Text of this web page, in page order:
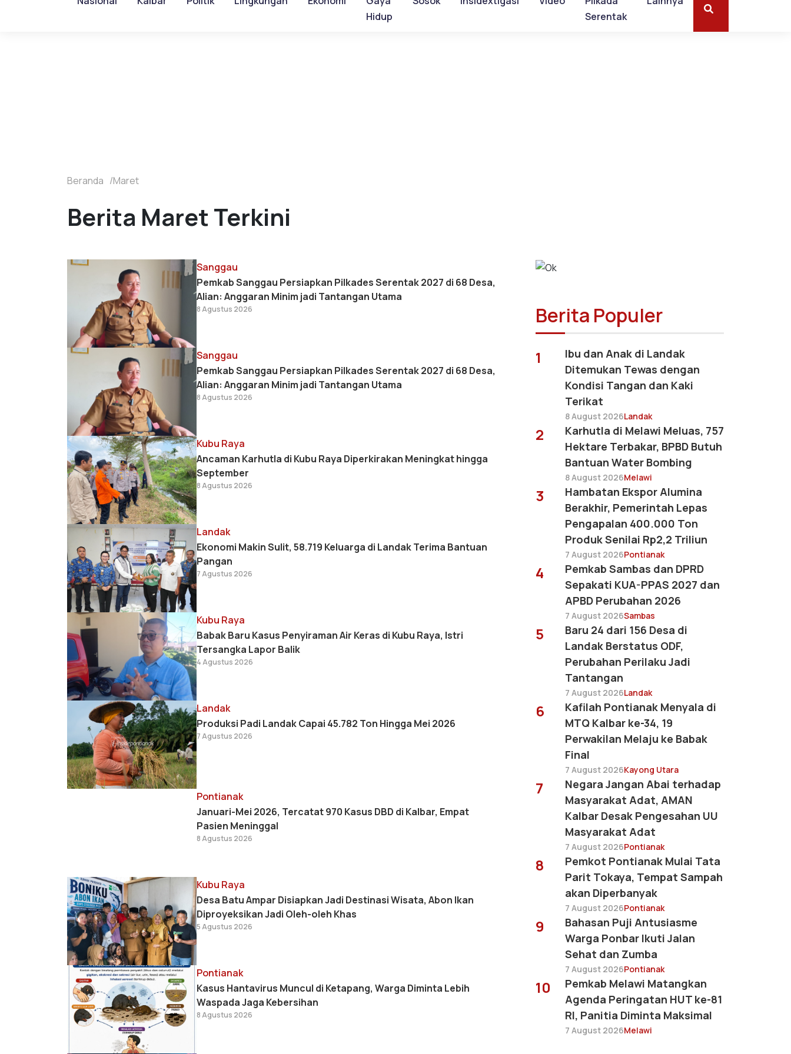
Hidup
Serentak
Beranda Maret
Berita Maret Terkini
Sanggau
Pemkab Sanggau Persiapkan Pilkades Serentak 2027 di 68 Desa,
Alian: Anggaran Minim jadi Tantangan Utama
8 Agustus 2026
Sanggau
Pemkab Sanggau Persiapkan Pilkades Serentak 2027 di 68 Desa,
Alian: Anggaran Minim jadi Tantangan Utama
8 Agustus 2026
Kubu Raya
Ancaman Karhutla di Kubu Raya Diperkirakan Meningkat hingga
September
8 Agustus 2026
Landak
Ekonomi Makin Sulit, 58.719 Keluarga di Landak Terima Bantuan
Pangan
7 Agustus 2026
Kubu Raya
Babak Baru Kasus Penyiraman Air Keras di Kubu Raya, Istri
Tersangka Lapor Balik
4 Agustus 2026
Landak
Produksi Padi Landak Capai 45.782 Ton Hingga Mei 2026
7 Agustus 2026
Pontianak
Januari-Mei 2026, Tercatat 970 Kasus DBD di Kalbar, Empat
Pasien Meninggal
8 Agustus 2026
Kubu Raya
Desa Batu Ampar Disiapkan Jadi Destinasi Wisata, Abon Ikan
Diproyeksikan Jadi Oleh-oleh Khas
5 Agustus 2026
Pontianak
Kasus Hantavirus Muncul di Ketapang, Warga Diminta Lebih
Waspada Jaga Kebersihan
8 Agustus 2026
Berita Populer
1
Ibu dan Anak di Landak
Ditemukan Tewas dengan
Kondisi Tangan dan Kaki
Terikat
8 August 2026Landak
2
Karhutla di Melawi Meluas, 757
Hektare Terbakar, BPBD Butuh
Bantuan Water Bombing
8 August 2026Melawi
3
Hambatan Ekspor Alumina
Berakhir, Pemerintah Lepas
Pengapalan 400.000 Ton
Produk Senilai Rp2,2 Triliun
7 August 2026Pontianak
4
Pemkab Sambas dan DPRD
Sepakati KUA-PPAS 2027 dan
APBD Perubahan 2026
7 August 2026Sambas
5
Baru 24 dari 156 Desa di
Landak Berstatus ODF,
Perubahan Perilaku Jadi
Tantangan
7 August 2026Landak
6
Kafilah Pontianak Menyala di
MTQ Kalbar ke-34, 19
Perwakilan Melaju ke Babak
Final
7 August 2026Kayong Utara
7
Negara Jangan Abai terhadap
Masyarakat Adat, AMAN
Kalbar Desak Pengesahan UU
Masyarakat Adat
7 August 2026Pontianak
8
Pemkot Pontianak Mulai Tata
Parit Tokaya, Tempat Sampah
akan Diperbanyak
7 August 2026Pontianak
9
Bahasan Puji Antusiasme
Warga Ponbar Ikuti Jalan
Sehat dan Zumba
7 August 2026Pontianak
10
Pemkab Melawi Matangkan
Agenda Peringatan HUT ke-81
RI, Panitia Diminta Maksimal
7 August 2026Melawi